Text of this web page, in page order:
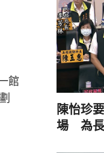
館
陳怡珍
場 為長